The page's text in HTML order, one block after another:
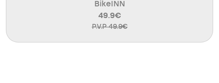
BikeINN
49.9€
P.V.P 49.9€